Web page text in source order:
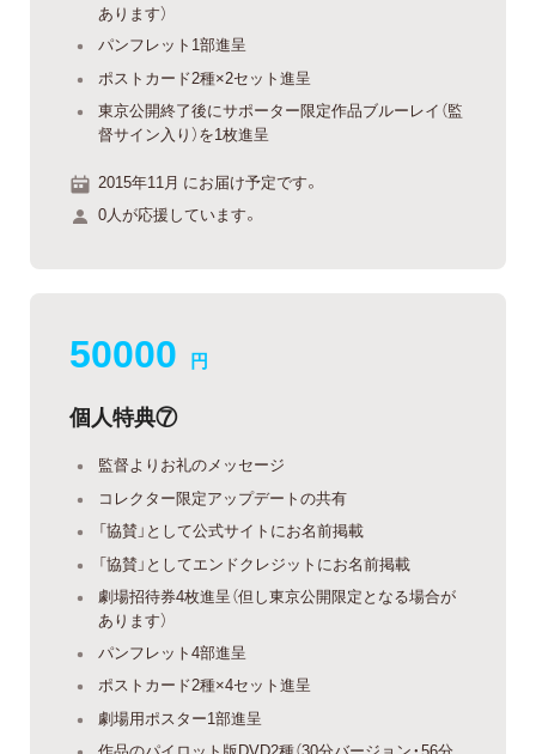
あります）
パンフレット1部進呈
ポストカード2種×2セット進呈
東京公開終了後にサポーター限定作品ブルーレイ（監
督サイン入り）を1枚進呈
2015年11月 にお届け予定です。
0人が応援しています。
50000 円
個人特典⑦
監督よりお礼のメッセージ
コレクター限定アップデートの共有
「協賛」として公式サイトにお名前掲載
「協賛」としてエンドクレジットにお名前掲載
劇場招待券4枚進呈（但し東京公開限定となる場合が
あります）
パンフレット4部進呈
ポストカード2種×4セット進呈
劇場用ポスター1部進呈